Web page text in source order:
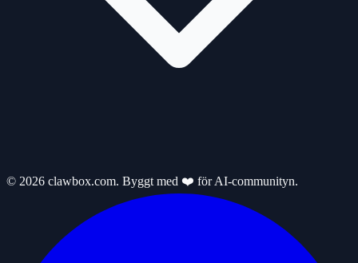
© 2026 clawbox.com. Byggt med ❤️ för AI-communityn.